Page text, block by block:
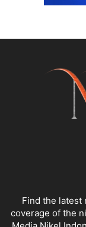
Find the latest
coverage of the